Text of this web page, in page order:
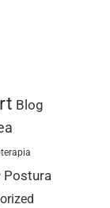
Blog
Postura